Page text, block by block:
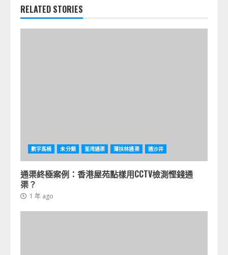
RELATED STORIES
數字馬桶 未分類 荃湾通渠 薄扶林通渠 通沙井
通渠終極案例：香港屋苑點樣用CCTV檢測慳錢通
渠？
1 年 ago